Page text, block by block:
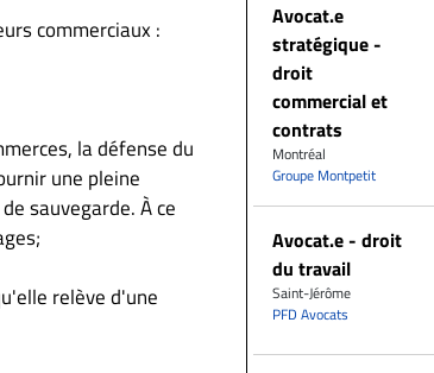
commerciaux :
la défense du
une pleine
sauvegarde. À ce
relève d'une
Avocat.e
stratégique -
droit
commercial et
contrats
Montréal
Groupe Montpetit
Avocat.e - droit
du travail
Saint-Jérôme
PFD Avocats